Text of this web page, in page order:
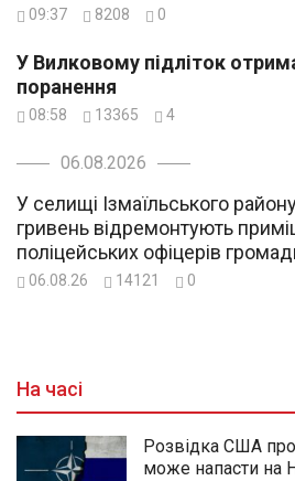
09:37 8208 0
У Вилковому підліток
поранення
08:58 13365 4
06.08.2026
У селищі Ізмаїльського
гривень відремонтують
поліцейських офіцерів
06.08.26 14121 0
На часі
Розвідка США
може напасти на